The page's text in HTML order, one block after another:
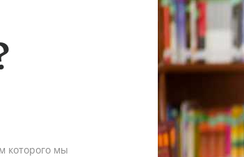
которого мы